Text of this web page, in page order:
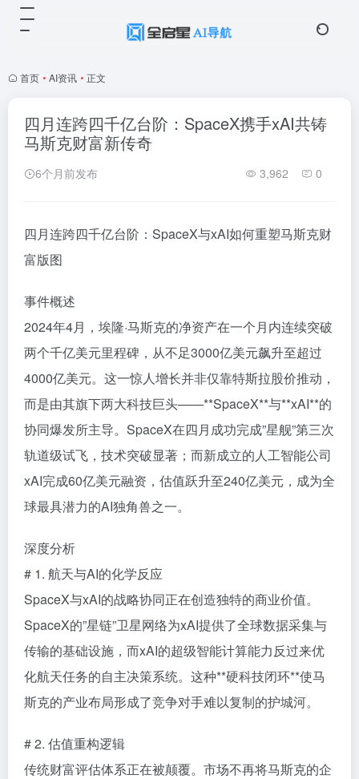
首页 • AI资讯 • 正文
四月连跨四千亿台阶：SpaceX携手xAI共铸
马斯克财富新传奇
6个月前发布 3,962 0
四月连跨四千亿台阶：SpaceX与xAI如何重塑马斯克财
富版图
事件概述
2024年4月，埃隆·马斯克的净资产在一个月内连续突破
两个千亿美元里程碑，从不足3000亿美元飙升至超过
4000亿美元。这一惊人增长并非仅靠特斯拉股价推动，
而是由其旗下两大科技巨头——**SpaceX**与**xAI**的
协同爆发所主导。SpaceX在四月成功完成”星舰”第三次
轨道级试飞，技术突破显著；而新成立的人工智能公司
xAI完成60亿美元融资，估值跃升至240亿美元，成为全
球最具潜力的AI独角兽之一。
深度分析
# 1. 航天与AI的化学反应
SpaceX与xAI的战略协同正在创造独特的商业价值。
SpaceX的”星链”卫星网络为xAI提供了全球数据采集与
传输的基础设施，而xAI的超级智能计算能力反过来优
化航天任务的自主决策系统。这种**硬科技闭环**使马
斯克的产业布局形成了竞争对手难以复制的护城河。
# 2. 估值重构逻辑
传统财富评估体系正在被颠覆。市场不再将马斯克的企